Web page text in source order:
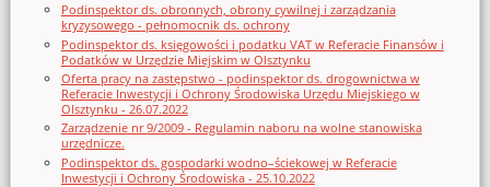
Podinspektor ds. obronnych, obrony cywilnej i zarządzania
kryzysowego - pełnomocnik ds. ochrony
Podinspektor ds. księgowości i podatku VAT w Referacie Finansów i
Podatków w Urzędzie Miejskim w Olsztynku
Oferta pracy na zastępstwo - podinspektor ds. drogownictwa w
Referacie Inwestycji i Ochrony Środowiska Urzędu Miejskiego w
Olsztynku - 26.07.2022
Zarządzenie nr 9/2009 - Regulamin naboru na wolne stanowiska
urzędnicze.
Podinspektor ds. gospodarki wodno–ściekowej w Referacie
Inwestycji i Ochrony Środowiska - 25.10.2022